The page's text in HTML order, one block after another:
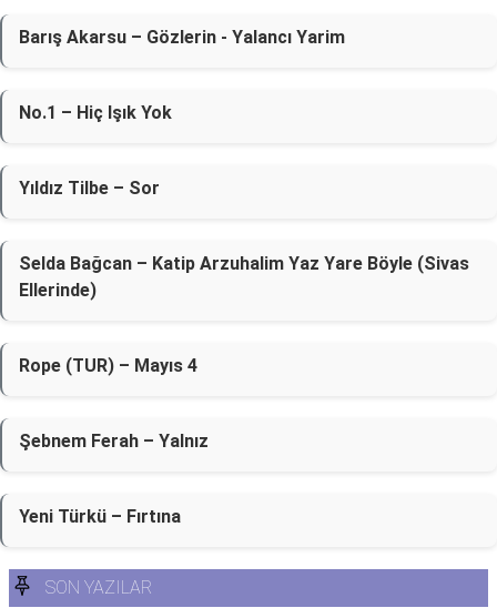
Barış Akarsu – Gözlerin - Yalancı Yarim
No.1 – Hiç Işık Yok
Yıldız Tilbe – Sor
Selda Bağcan – Katip Arzuhalim Yaz Yare Böyle (Sivas
Ellerinde)
Rope (TUR) – Mayıs 4
Şebnem Ferah – Yalnız
Yeni Türkü – Fırtına
SON YAZILAR